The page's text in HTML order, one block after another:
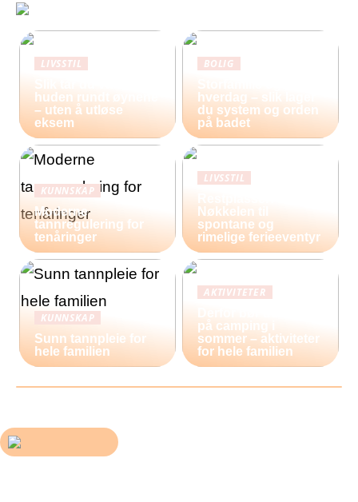
LIVSSTIL
huden rundt øynene
– uten å utløse
eksem
BOLIG
hverdag – slik lager
du system og orden
på badet
KUNNSKAP
Moderne
tannregulering for
tenåringer
LIVSSTIL
Nøkkelen til
spontane og
rimelige ferieeventyr
KUNNSKAP
Sunn tannpleie for
hele familien
AKTIVITETER
på camping i
sommer – aktiviteter
for hele familien